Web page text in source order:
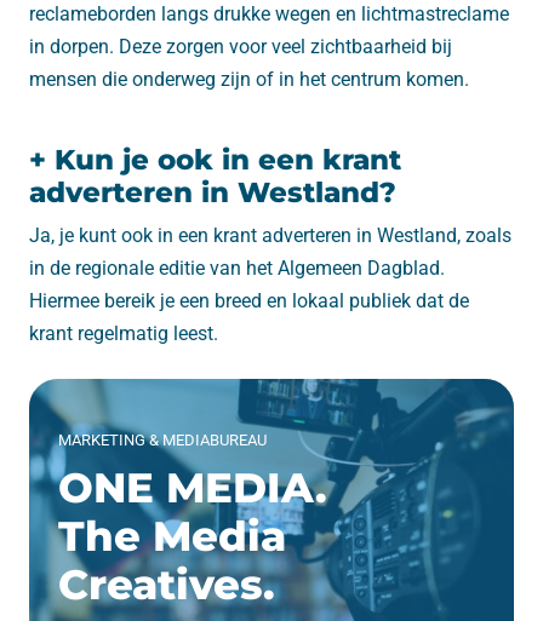
reclameborden langs drukke wegen en lichtmastreclame
in dorpen. Deze zorgen voor veel zichtbaarheid bij
mensen die onderweg zijn of in het centrum komen.
+ Kun je ook in een krant
adverteren in Westland?
Ja, je kunt ook in een krant adverteren in Westland, zoals
in de regionale editie van het Algemeen Dagblad.
Hiermee bereik je een breed en lokaal publiek dat de
krant regelmatig leest.
MARKETING & MEDIABUREAU
ONE MEDIA.
The Media
Creatives.